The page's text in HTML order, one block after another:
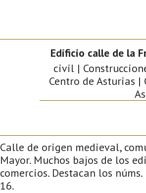
Edificio calle de la
civil |
Centro de Asturias
Calle de origen medieval,
Mayor. Muchos bajos de los
comercios. Destacan los
16.